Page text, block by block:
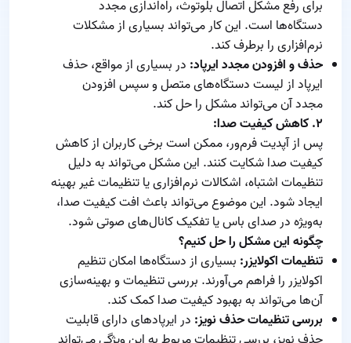
برای رفع مشکل اتصال بلوتوث، راه‌اندازی مجدد
دستگاه‌ها است. این کار می‌تواند بسیاری از مشکلات
نرم‌افزاری را برطرف کند.
حذف و افزودن مجدد ایرپاد: در بسیاری از مواقع، حذف
ایرپاد از لیست دستگاه‌های متصل و سپس افزودن
مجدد آن می‌تواند مشکل را حل کند.
۲. کاهش کیفیت صدا:
پس از آپدیت فرم‌ور، ممکن است برخی کاربران از کاهش
کیفیت صدا شکایت کنند. این مشکل می‌تواند به دلیل
تنظیمات اشتباه، اشکالات نرم‌افزاری یا تنظیمات غیر بهینه
ایجاد شود. این موضوع می‌تواند باعث افت کیفیت صدا،
به‌ویژه در صدای باس یا تفکیک کانال‌های صوتی شود.
چگونه این مشکل را حل کنیم؟
تنظیمات اکولایزر: بسیاری از دستگاه‌ها امکان تنظیم
اکولایزر را فراهم می‌آورند. بررسی تنظیمات و بهینه‌سازی
آن‌ها می‌تواند به بهبود کیفیت صدا کمک کند.
بررسی تنظیمات حذف نویز: در ایرپادهای دارای قابلیت